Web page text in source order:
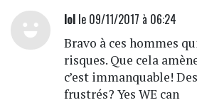
lolle 09/11/2017 à 06:24
Bravo à ces hommes
risques. Que cela
c’est immanquable!
frustrés? Yes WE can